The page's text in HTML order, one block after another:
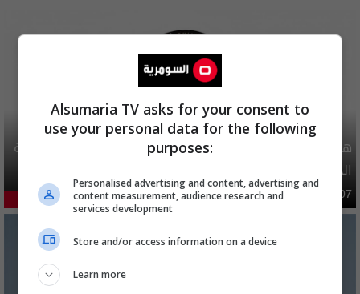
هيئة الحج تصدر قرارا يخص "لم الشمل" وتعديل استمارة قرعة
الحج
محليات 53.28% 06:40 | 2026-08-07
Alsumaria TV asks for your consent to
use your personal data for the following
purposes:
Personalised advertising and content, advertising and
content measurement, audience research and
services development
Store and/or access information on a device
Learn more